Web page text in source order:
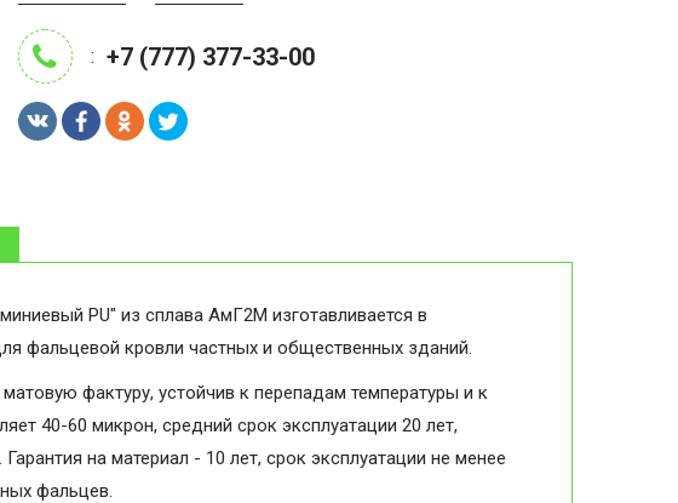
: +7 (777) 377-33-00
PU" из сплава АмГ2М изготавливается в
фальцевой кровли частных и общественных зданий.
фактуру, устойчив к перепадам температуры и к
40-60 микрон, средний срок эксплуатации 20 лет,
на материал - 10 лет, срок эксплуатации не менее
фальцев.